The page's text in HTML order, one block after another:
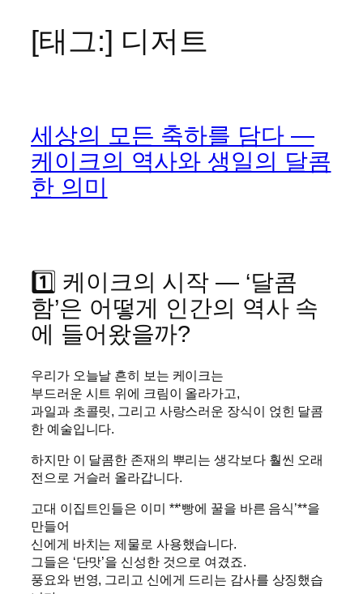
[태그:] 디저트
세상의 모든 축하를 담다 —
케이크의 역사와 생일의 달콤
한 의미
1️⃣ 케이크의 시작 — ‘달콤
함’은 어떻게 인간의 역사 속
에 들어왔을까?
우리가 오늘날 흔히 보는 케이크는
부드러운 시트 위에 크림이 올라가고,
과일과 초콜릿, 그리고 사랑스러운 장식이 얹힌 달콤
한 예술입니다.
하지만 이 달콤한 존재의 뿌리는 생각보다 훨씬 오래
전으로 거슬러 올라갑니다.
고대 이집트인들은 이미 **‘빵에 꿀을 바른 음식’**을
만들어
신에게 바치는 제물로 사용했습니다.
그들은 ‘단맛’을 신성한 것으로 여겼죠.
풍요와 번영, 그리고 신에게 드리는 감사를 상징했습